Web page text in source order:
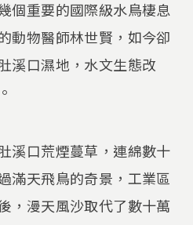
個重要的國際級水鳥棲息
動物醫師林世賢，如今卻
溪口濕地，水文生態改
溪口荒煙蔓草，連綿數十
滿天飛鳥的奇景，工業區
，漫天風沙取代了數十萬